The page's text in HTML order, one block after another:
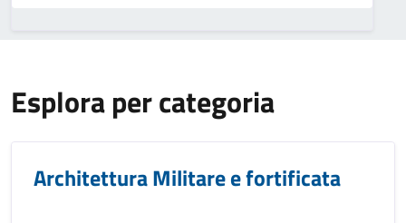
Esplora per categoria
Architettura Militare e fortificata